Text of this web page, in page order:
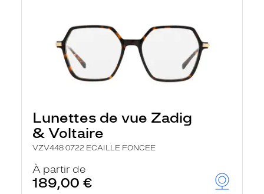
Lunettes de vue Zadig
& Voltaire
VZV448 0722 ECAILLE FONCEE
À partir de
189,00 €